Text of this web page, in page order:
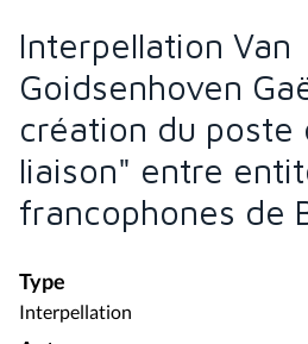
Interpellation Van
Goidsenhoven
création du poste
liaison" entre
francophones de
Type
Interpellation